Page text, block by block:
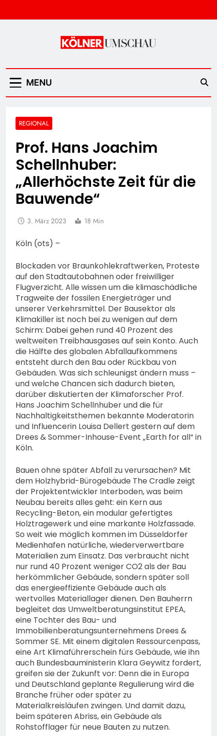
to
Kölner Umschau
MENU
REGIONAL
Prof. Hans Joachim
Schellnhuber:
„Allerhöchste Zeit für die
Bauwende“
3. März 2023 18 Min
Köln (ots) –
Blockaden vor Braunkohlekraftwerken, Proteste
auf den Stadtautobahnen oder freiwilliger
Flugverzicht. Alle wissen um die klimaschädliche
Tragweite der fossilen Energieträger und
unserer Verkehrsmittel. Der Bausektor als
Klimakiller ist noch bei zu wenigen auf dem
Schirm: Dabei gehen rund 40 Prozent des
weltweiten Treibhausgases auf sein Konto. Auch
die Hälfte des globalen Abfallaufkommens
entsteht durch den Bau oder Rückbau von
Gebäuden. Was sich schleunigst ändern muss –
und welche Chancen sich dadurch bieten,
darüber diskutierten der Klimaforscher Prof.
Hans Joachim Schellnhuber und die für
Nachhaltigkeitsthemen bekannte Moderatorin
und Influencerin Louisa Dellert gestern auf dem
Drees & Sommer-Inhouse-Event „Earth for all“ in
Köln.
Bauen ohne später Abfall zu verursachen? Mit
dem Holzhybrid-Bürogebäude The Cradle zeigt
der Projektentwickler Interboden, was beim
Neubau bereits alles geht: ein Kern aus
Recycling-Beton, ein modular gefertigtes
Holztragewerk und eine markante Holzfassade.
So weit wie möglich kommen im Düsseldorfer
Medienhafen natürliche, wiederverwertbare
Materialien zum Einsatz. Das verbraucht nicht
nur rund 40 Prozent weniger CO2 als der Bau
herkömmlicher Gebäude, sondern später soll
das energieeffiziente Gebäude auch als
wertvolles Materiallager dienen. Den Bauherrn
begleitet das Umweltberatungsinstitut EPEA,
eine Tochter des Bau- und
Immobilienberatungsunternehmens Drees &
Sommer SE. Mit einem digitalen Ressourcenpass,
eine Art Klimaführerschein fürs Gebäude, wie ihn
auch Bundesbauministerin Klara Geywitz fordert,
greifen sie der Zukunft vor: Denn die in Europa
und Deutschland geplante Regulierung wird die
Branche früher oder später zu
Materialkreisläufen zwingen. Und damit dazu,
beim späteren Abriss, ein Gebäude als
Rohstofflager für neue Bauten zu nutzen.